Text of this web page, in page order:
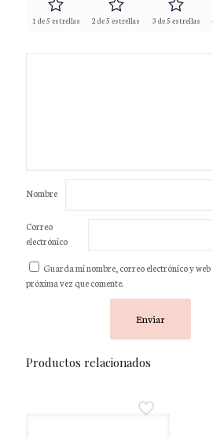
1 de 5 estrellas 2 de 5 estrellas 3 de 5 estrellas
Nombre
Correo
electrónico
Guarda mi nombre, correo electrónico y web
próxima vez que comente.
Productos relacionados